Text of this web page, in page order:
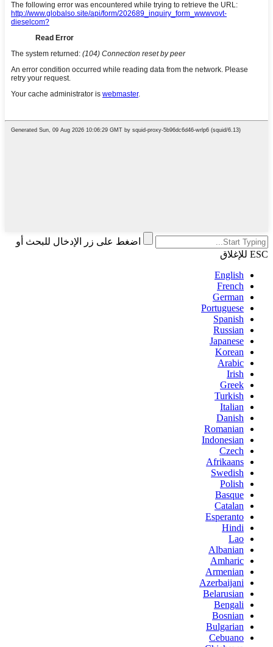
اضغط على زر الإدخال للبحث أو
ESC للإغلاق
English
French
German
Portuguese
Spanish
Russian
Japanese
Korean
Arabic
Irish
Greek
Turkish
Italian
Danish
Romanian
Indonesian
Czech
Afrikaans
Swedish
Polish
Basque
Catalan
Esperanto
Hindi
Lao
Albanian
Amharic
Armenian
Azerbaijani
Belarusian
Bengali
Bosnian
Bulgarian
Cebuano